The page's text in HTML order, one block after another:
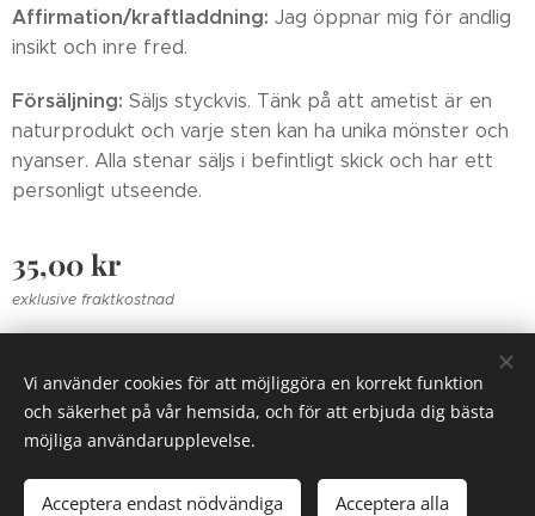
Affirmation/kraftladdning: Jag öppnar mig för andlig
insikt och inre fred.
Försäljning: Säljs styckvis. Tänk på att ametist är en
naturprodukt och varje sten kan ha unika mönster och
nyanser. Alla stenar säljs i befintligt skick och har ett
personligt utseende.
35,00kr
exklusive fraktkostnad
Lägg i kundvagnen
Zolrosen 2018 Cookies
Vi använder cookies för att möjliggöra en korrekt funktion
och säkerhet på vår hemsida, och för att erbjuda dig bästa
möjliga användarupplevelse.
Acceptera endast nödvändiga Acceptera alla